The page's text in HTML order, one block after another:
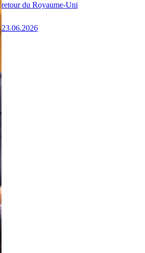
retour du Royaume-Uni
23.06.2026